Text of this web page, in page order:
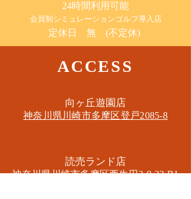
24時間利用可能
​会員制シミュレーションゴルフ導入店
定休日 無 (不定休)
ACCESS
​向ヶ丘遊園店
神奈川県川崎市多摩区​登戸2085-8
​読売ランド店
神奈川県川崎市多摩区​西生田3-9-22 B1